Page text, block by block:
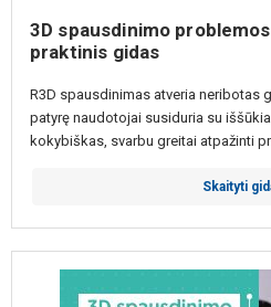
3D spausdinimo
praktinis gidas
R3D spausdinimas atveria neribotas
patyrę naudotojai susiduria su
kokybiškas, svarbu greitai atpažinti
Skaityti